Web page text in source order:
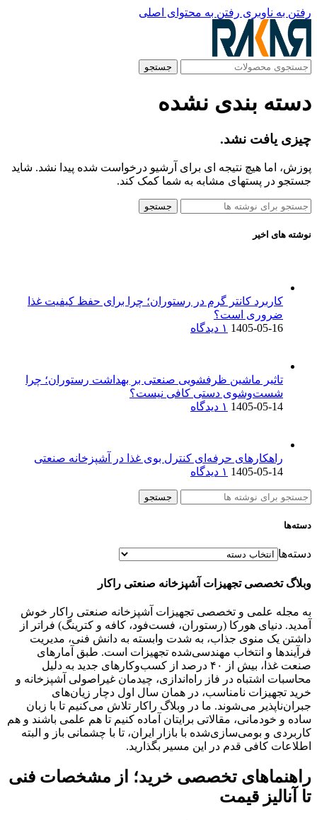
رفتن به ناوبری رفتن به محتوای اصلی
جستجو
دسته بندی نشده
چیزی یافت نشد.
پوزش، اما هیچ نتیجه ای برای آرشیو درخواست شده پیدا نشد. شاید
جستجو در پستهای مشابه به شما کمک کند.
جستجو
نوشته های اخیر
کاربرد کانتر گرم در رستوران؛ چرا برای حفظ کیفیت غذا
ضروری است؟
1405-05-16 ۱ دیدگاه
تاثیر ماشین ظرفشویی صنعتی بر بهداشت رستوران؛ چرا
شست‌وشوی دستی کافی نیست؟
1405-05-14 ۱ دیدگاه
راهکارهای حرفه‌ای کنترل بوی غذا در آشپزخانه صنعتی
1405-05-14 ۱ دیدگاه
جستجو
دسته‌ها
دسته‌ها
وبلاگ تخصصی تجهیزات آشپزخانه صنعتی راکار
به مجله علمی و تخصصی تجهیزات آشپزخانه صنعتی راکار خوش
آمدید. دنیای هورکا (رستوران، فست‌فود، کافه و کترینگ) فراتر از
داشتن یک منوی جذاب، به شدت وابسته به دانش فنی، مدیریت
فرآیندها و انتخاب مهندسی‌شده تجهیزات است. طبق آمارهای
صنعت غذا، بیش از ۴۰ درصد از کسب‌وکارهای جدید به دلیل
محاسبات اشتباه در فاز راه‌اندازی، چیدمان غیراصولی آشپزخانه و
خرید تجهیزات نامناسب، در همان سال اول دچار زیان‌های
جبران‌ناپذیر می‌شوند. ما در وبلاگ راکار تلاش می‌کنیم تا با زبان
ساده و خودمانی، مقالاتی برایتان آماده کنیم تا هم علمی باشند و هم
کاربردی و بومی‌سازی‌شده با بازار ایران، تا با چشمانی باز و البته
اطلاعات کافی قدم در این مسیر بگذارید.
راهنماهای تخصصی خرید؛ از مشخصات فنی
تا آنالیز قیمت